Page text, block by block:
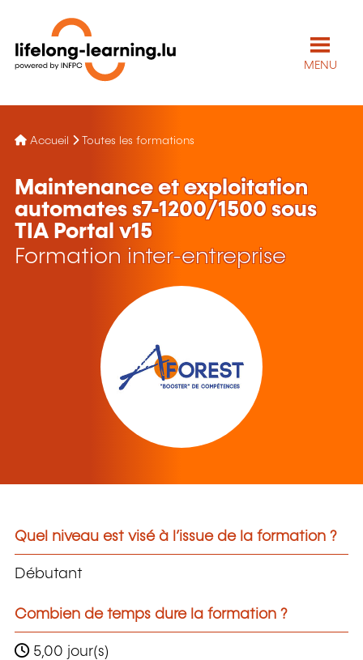
MENU
Accueil Toutes les formations
Maintenance et exploitation
automates s7-1200/1500 sous
TIA Portal v15
Formation inter-entreprise
Quel niveau est visé à l’issue de la formation ?
Débutant
Combien de temps dure la formation ?
5,00 jour(s)